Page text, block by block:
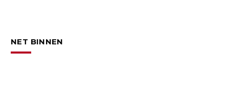
NET BINNEN